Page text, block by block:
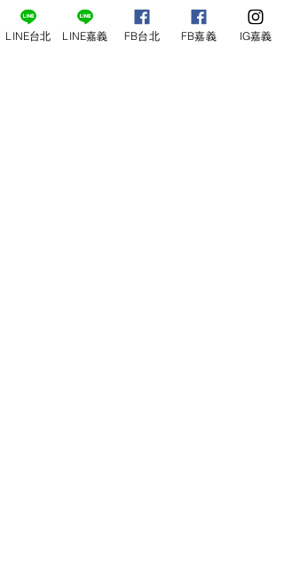
近期活動
場地租借
門市營業時間：週二～週六 (13:00～
22:00 )
LINE台北 LINE嘉義 FB台北 FB嘉義 IG嘉義